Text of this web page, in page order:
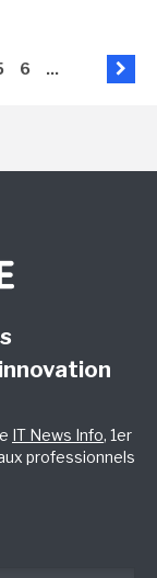
6 ...
IT News Info, 1er
professionnels